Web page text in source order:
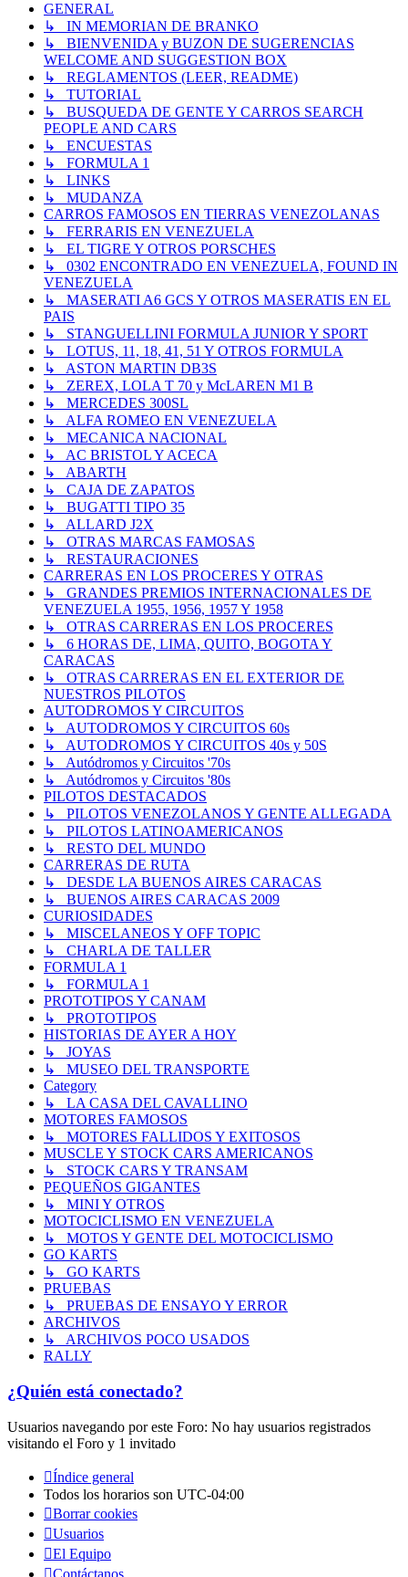
GENERAL
↳ IN MEMORIAN DE BRANKO
↳ BIENVENIDA y BUZON DE SUGERENCIAS
WELCOME AND SUGGESTION BOX
↳ REGLAMENTOS (LEER, README)
↳ TUTORIAL
↳ BUSQUEDA DE GENTE Y CARROS SEARCH
PEOPLE AND CARS
↳ ENCUESTAS
↳ FORMULA 1
↳ LINKS
↳ MUDANZA
CARROS FAMOSOS EN TIERRAS VENEZOLANAS
↳ FERRARIS EN VENEZUELA
↳ EL TIGRE Y OTROS PORSCHES
↳ 0302 ENCONTRADO EN VENEZUELA, FOUND IN
VENEZUELA
↳ MASERATI A6 GCS Y OTROS MASERATIS EN EL
PAIS
↳ STANGUELLINI FORMULA JUNIOR Y SPORT
↳ LOTUS, 11, 18, 41, 51 Y OTROS FORMULA
↳ ASTON MARTIN DB3S
↳ ZEREX, LOLA T 70 y McLAREN M1 B
↳ MERCEDES 300SL
↳ ALFA ROMEO EN VENEZUELA
↳ MECANICA NACIONAL
↳ AC BRISTOL Y ACECA
↳ ABARTH
↳ CAJA DE ZAPATOS
↳ BUGATTI TIPO 35
↳ ALLARD J2X
↳ OTRAS MARCAS FAMOSAS
↳ RESTAURACIONES
CARRERAS EN LOS PROCERES Y OTRAS
↳ GRANDES PREMIOS INTERNACIONALES DE
VENEZUELA 1955, 1956, 1957 Y 1958
↳ OTRAS CARRERAS EN LOS PROCERES
↳ 6 HORAS DE, LIMA, QUITO, BOGOTA Y
CARACAS
↳ OTRAS CARRERAS EN EL EXTERIOR DE
NUESTROS PILOTOS
AUTODROMOS Y CIRCUITOS
↳ AUTODROMOS Y CIRCUITOS 60s
↳ AUTODROMOS Y CIRCUITOS 40s y 50S
↳ Autódromos y Circuitos '70s
↳ Autódromos y Circuitos '80s
PILOTOS DESTACADOS
↳ PILOTOS VENEZOLANOS Y GENTE ALLEGADA
↳ PILOTOS LATINOAMERICANOS
↳ RESTO DEL MUNDO
CARRERAS DE RUTA
↳ DESDE LA BUENOS AIRES CARACAS
↳ BUENOS AIRES CARACAS 2009
CURIOSIDADES
↳ MISCELANEOS Y OFF TOPIC
↳ CHARLA DE TALLER
FORMULA 1
↳ FORMULA 1
PROTOTIPOS Y CANAM
↳ PROTOTIPOS
HISTORIAS DE AYER A HOY
↳ JOYAS
↳ MUSEO DEL TRANSPORTE
Category
↳ LA CASA DEL CAVALLINO
MOTORES FAMOSOS
↳ MOTORES FALLIDOS Y EXITOSOS
MUSCLE Y STOCK CARS AMERICANOS
↳ STOCK CARS Y TRANSAM
PEQUEÑOS GIGANTES
↳ MINI Y OTROS
MOTOCICLISMO EN VENEZUELA
↳ MOTOS Y GENTE DEL MOTOCICLISMO
GO KARTS
↳ GO KARTS
PRUEBAS
↳ PRUEBAS DE ENSAYO Y ERROR
ARCHIVOS
↳ ARCHIVOS POCO USADOS
RALLY
¿Quién está conectado?
Usuarios navegando por este Foro: No hay usuarios registrados
visitando el Foro y 1 invitado
Índice general
Todos los horarios son UTC-04:00
Borrar cookies
Usuarios
El Equipo
Contáctanos